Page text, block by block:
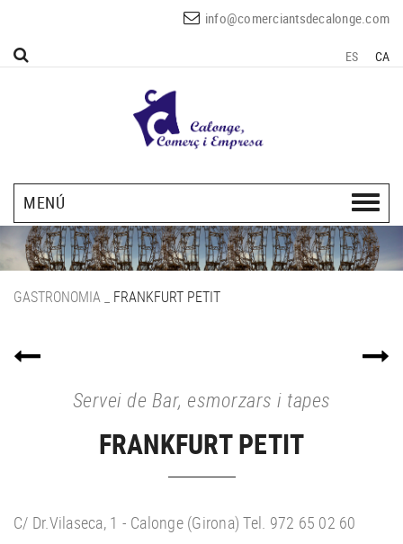
info@comerciantsdecalonge.com
ES CA
MENÚ
GASTRONOMIA FRANKFURT PETIT
Servei de Bar, esmorzars i tapes
FRANKFURT PETIT
C/ Dr.Vilaseca, 1 - Calonge (Girona) Tel. 972 65 02 60